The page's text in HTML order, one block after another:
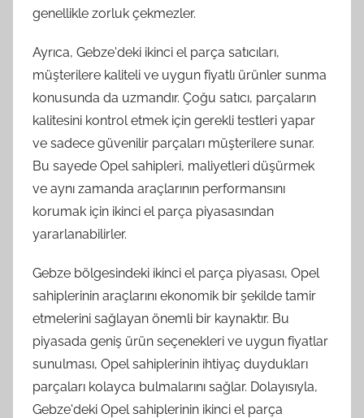
genellikle zorluk çekmezler.
Ayrıca, Gebze'deki ikinci el parça satıcıları,
müşterilere kaliteli ve uygun fiyatlı ürünler sunma
konusunda da uzmandır. Çoğu satıcı, parçaların
kalitesini kontrol etmek için gerekli testleri yapar
ve sadece güvenilir parçaları müşterilere sunar.
Bu sayede Opel sahipleri, maliyetleri düşürmek
ve aynı zamanda araçlarının performansını
korumak için ikinci el parça piyasasından
yararlanabilirler.
Gebze bölgesindeki ikinci el parça piyasası, Opel
sahiplerinin araçlarını ekonomik bir şekilde tamir
etmelerini sağlayan önemli bir kaynaktır. Bu
piyasada geniş ürün seçenekleri ve uygun fiyatlar
sunulması, Opel sahiplerinin ihtiyaç duydukları
parçaları kolayca bulmalarını sağlar. Dolayısıyla,
Gebze'deki Opel sahiplerinin ikinci el parça